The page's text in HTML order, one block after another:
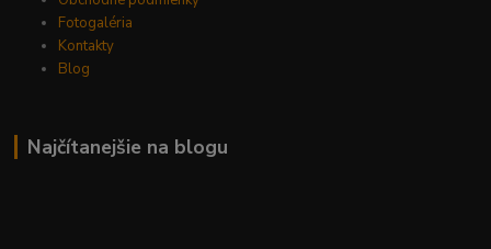
Fotogaléria
Kontakty
Blog
Najčítanejšie na blogu